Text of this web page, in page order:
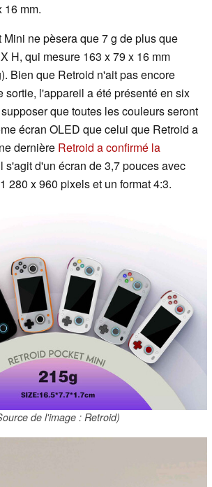
16 mm.
ne pèsera que 7 g de plus que
H, qui mesure 163 x 79 x 16 mm
Bien que Retroid n'ait pas encore
sortie, l'appareil a été présenté en six
que toutes les couleurs seront
écran OLED que celui que Retroid a
dernière Retroid a confirmé la
s'agit d'un écran de 3,7 pouces avec
280 x 960 pixels et un format 4:3.
de l'image : Retroid)